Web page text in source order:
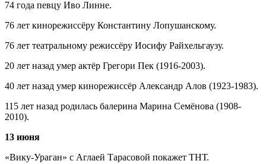
74 года певцу Иво Линне.
76 лет кинорежиссёру Константину Лопушанскому.
76 лет театральному режиссёру Иосифу Райхельгаузу.
20 лет назад умер актёр Грегори Пек (1916-2003).
40 лет назад умер кинорежиссёр Александр Алов (1923-1983).
115 лет назад родилась балерина Марина Семёнова (1908-
2010).
13 июня
«Вику-Ураган» с Аглаей Тарасовой покажет ТНТ.